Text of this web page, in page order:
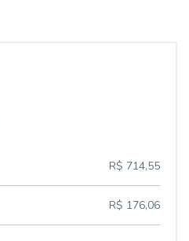
R$ 714,55
R$ 176,06